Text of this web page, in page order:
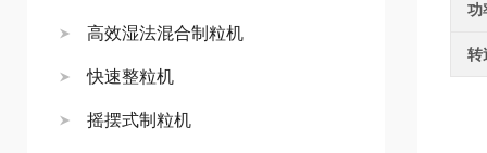
高效湿法混合制粒机
快速整粒机
摇摆式制粒机
功
转